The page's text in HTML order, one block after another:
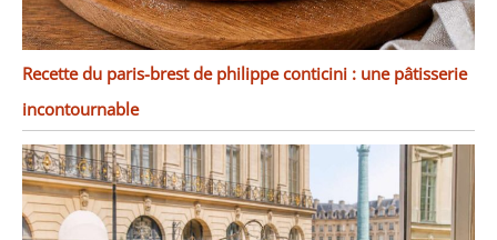
Recette du paris-brest de philippe conticini : une pâtisserie
incontournable